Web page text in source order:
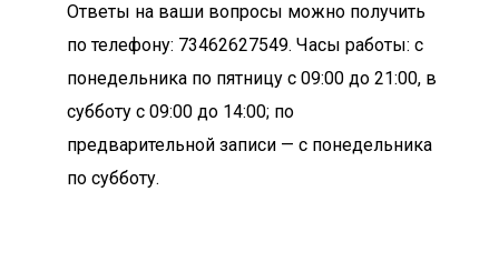
Ответы на ваши вопросы можно получить
по телефону: 73462627549. Часы работы: с
понедельника по пятницу с 09:00 до 21:00, в
субботу с 09:00 до 14:00; по
предварительной записи — с понедельника
по субботу.